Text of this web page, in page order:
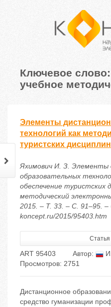
Ключевое
учебное
Элементы
технологий как
туристских дисциплин
Яхимович И. З. Элементы
образовательных
обеспечение туристских
методический
2015. – Т. 33. – С. 91–95. –
koncept.ru/2015/95403.htm
ART 95403 Автор:
Просмотров: 2751
Дистанционное
средство гуманизации